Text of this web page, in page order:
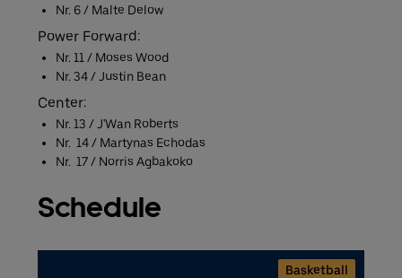
Nr. 6 / Malte Delow
Power Forward:
Nr. 11 / Moses Wood
Nr. 34 / Justin Bean
Center:
Nr. 13 / J'Wan Roberts
​Nr. 14 / Martynas Echodas
​Nr. 17 / Norris Agbakoko
Schedule
Basketball